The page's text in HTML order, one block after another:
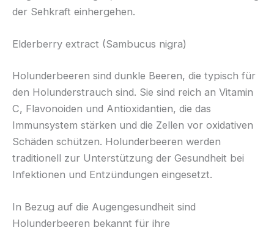
der Sehkraft einhergehen.
Elderberry extract (Sambucus nigra)
Holunderbeeren sind dunkle Beeren, die typisch für
den Holunderstrauch sind. Sie sind reich an Vitamin
C, Flavonoiden und Antioxidantien, die das
Immunsystem stärken und die Zellen vor oxidativen
Schäden schützen. Holunderbeeren werden
traditionell zur Unterstützung der Gesundheit bei
Infektionen und Entzündungen eingesetzt.
In Bezug auf die Augengesundheit sind
Holunderbeeren bekannt für ihre